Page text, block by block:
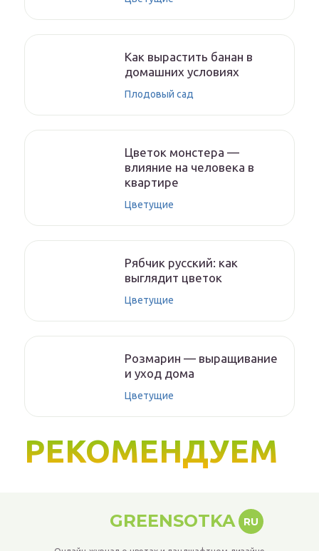
Как вырастить банан в
домашних условиях
Плодовый сад
Цветок монстера —
влияние на человека в
квартире
Цветущие
Рябчик русский: как
выглядит цветок
Цветущие
Розмарин — выращивание
и уход дома
Цветущие
РЕКОМЕНДУЕМ
GREENSOTKA RU